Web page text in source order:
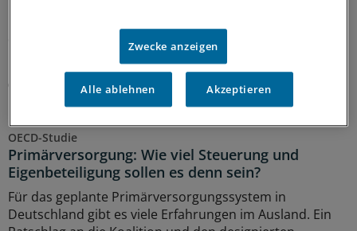
der Arzneitherapie gelten – unter anderem das Aus der
Homöopathie auf Kosten der GKV.
03.08.2026
OECD-Studie
Primärversorgung: Wie viel Steuerung und
Eigenbeteiligung sollen es denn sein?
Für das geplante Primärversorgungssystem in
Deutschland gibt es viele Erfahrungen im Ausland. Ein
Zwecke anzeigen
Alle ablehnen Akzeptieren